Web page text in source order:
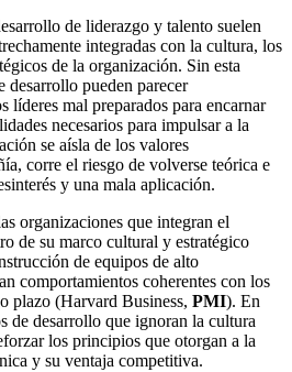
de liderazgo y talento suelen
integradas con la cultura, los
de la organización. Sin esta
desarrollo pueden parecer
líderes mal preparados para encarnar
necesarios para impulsar a la
se aísla de los valores
corre el riesgo de volverse teórica e
y una mala aplicación.
organizaciones que integran el
de su marco cultural y estratégico
de equipos de alto
comportamientos coherentes con los
plazo (Harvard Business, PMI). En
de desarrollo que ignoran la cultura
los principios que otorgan a la
y su ventaja competitiva.